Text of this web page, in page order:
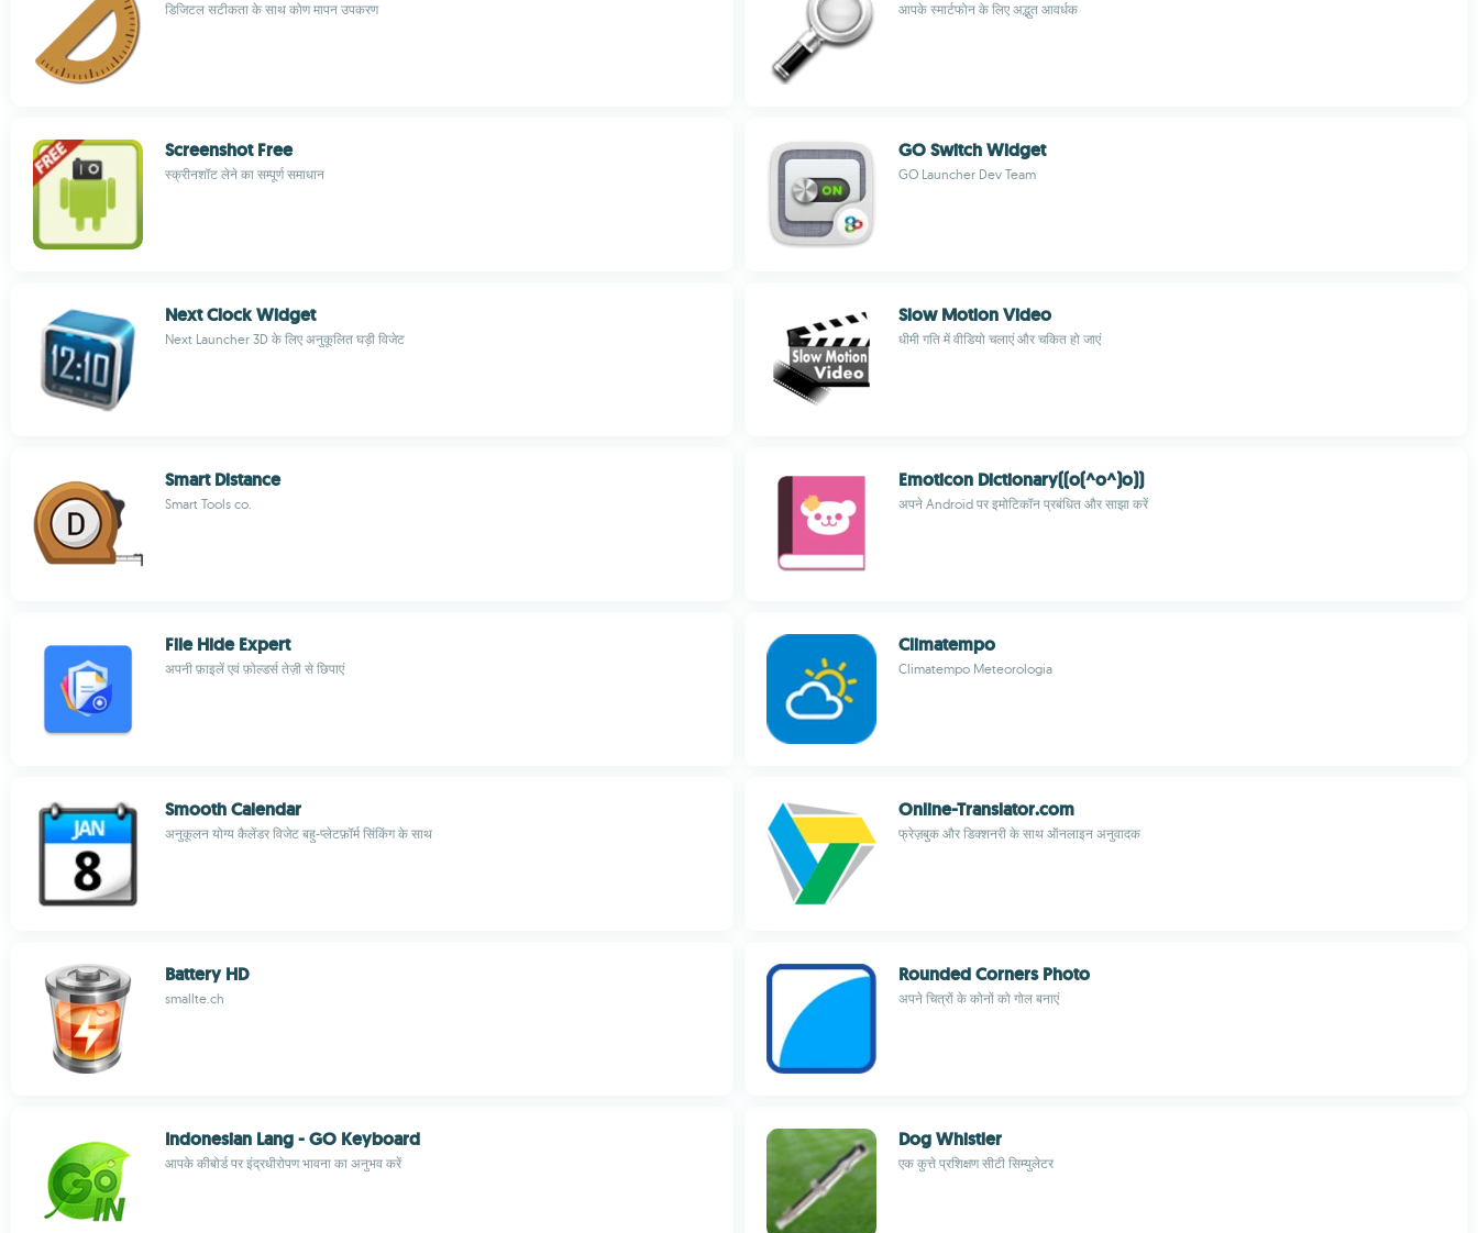
डिजिटल सटीकता के साथ कोण मापन उपकरण आपके स्मार्टफोन के लिए अद्भुत आवर्धक
Screenshot Free
स्क्रीनशॉट लेने का सम्पूर्ण समाधान
GO Switch Widget
GO Launcher Dev Team
Next Clock Widget
Next Launcher 3D के लिए अनुकूलित घड़ी विजेट
Slow Motion Video
धीमी गति में वीडियो चलाएं और चकित हो जाएं
Smart Distance
Smart Tools co.
Emoticon Dictionary((o(^o^)o))
अपने Android पर इमोटिकॉन प्रबंधित और साझा करें
File Hide Expert
अपनी फ़ाइलें एवं फ़ोल्डर्स तेज़ी से छिपाएं
Climatempo
Climatempo Meteorologia
Smooth Calendar
अनुकूलन योग्य कैलेंडर विजेट बहु-प्लेटफ़ॉर्म सिंकिंग के साथ
Online-Translator.com
फ्रेज़बुक और डिक्शनरी के साथ ऑनलाइन अनुवादक
Battery HD
smallte.ch
Rounded Corners Photo
अपने चित्रों के कोनों को गोल बनाएं
Indonesian Lang - GO Keyboard
आपके कीबोर्ड पर इंद्रधीरोपण भावना का अनुभव करें
Dog Whistler
एक कुत्ते प्रशिक्षण सीटी सिम्युलेटर